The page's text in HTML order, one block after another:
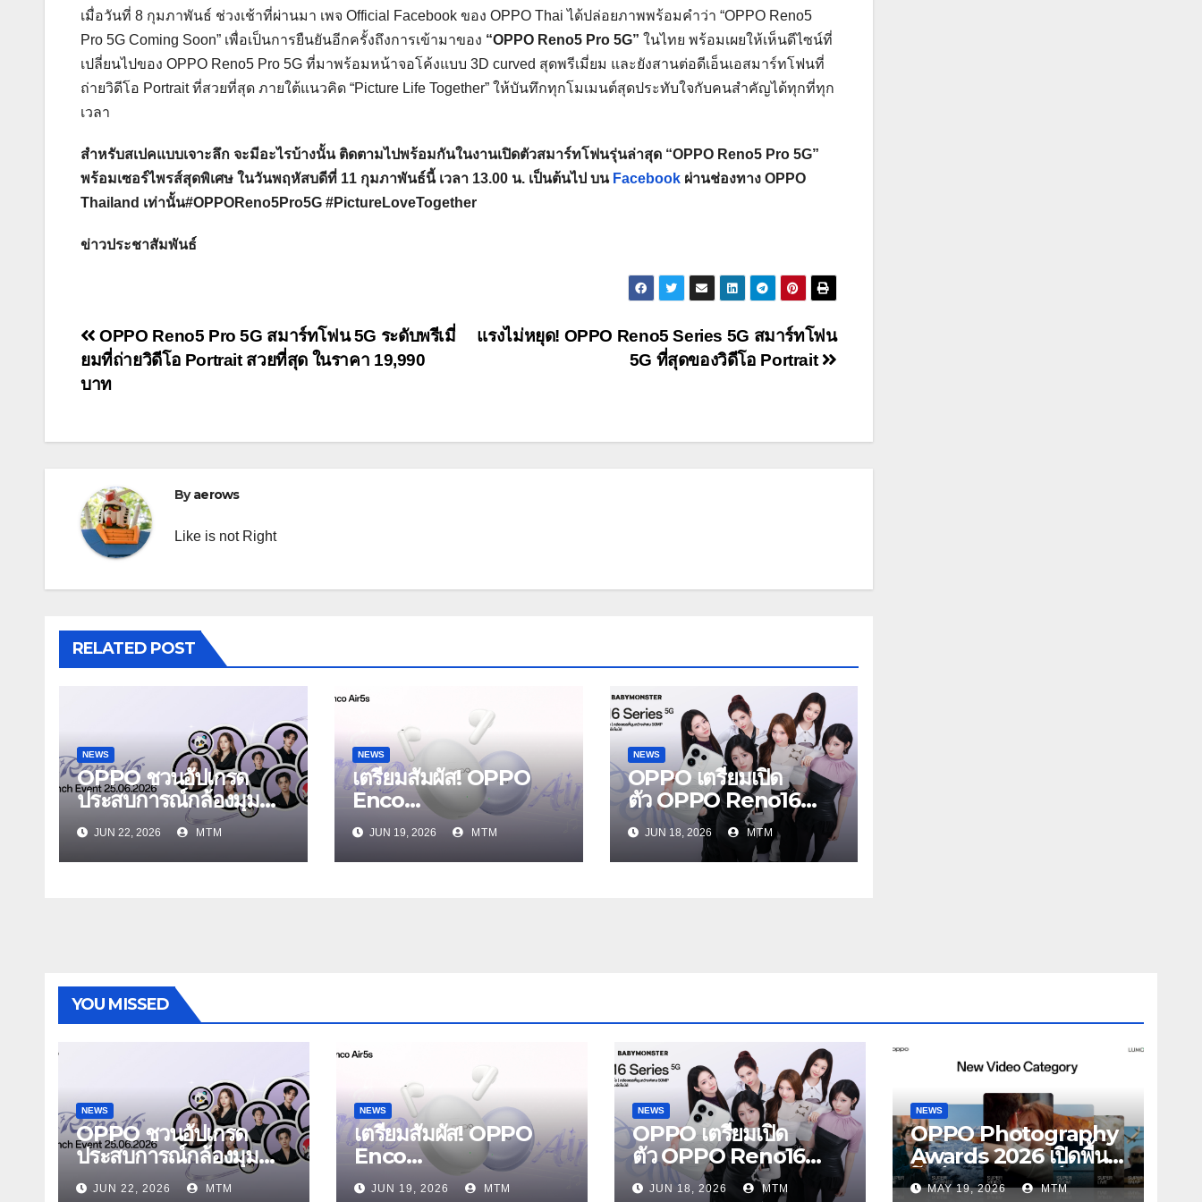
เมื่อวันที่ 8 กุมภาพันธ์ ช่วงเช้าที่ผ่านมา เพจ Official Facebook ของ OPPO Thai ได้ปล่อยภาพพร้อมคำว่า “OPPO Reno5
Pro 5G Coming Soon” เพื่อเป็นการยืนยันอีกครั้งถึงการเข้ามาของ “OPPO Reno5 Pro 5G” ในไทย พร้อมเผยให้เห็นดีไซน์ที่
เปลี่ยนไปของ OPPO Reno5 Pro 5G ที่มาพร้อมหน้าจอโค้งแบบ 3D curved สุดพรีเมี่ยม และยังสานต่อดีเอ็นเอสมาร์ทโฟนที่
ถ่ายวิดีโอ Portrait ที่สวยที่สุด ภายใต้แนวคิด “Picture Life Together” ให้บันทึกทุกโมเมนต์สุดประทับใจกับคนสำคัญได้ทุกที่ทุก
เวลา
สำหรับสเปคแบบเจาะลึก จะมีอะไรบ้างนั้น ติดตามไปพร้อมกันในงานเปิดตัวสมาร์ทโฟนรุ่นล่าสุด “OPPO Reno5 Pro 5G”
พร้อมเซอร์ไพรส์สุดพิเศษ ในวันพฤหัสบดีที่ 11 กุมภาพันธ์นี้ เวลา 13.00 น. เป็นต้นไป บน Facebook ผ่านช่องทาง OPPO
Thailand เท่านั้น#OPPOReno5Pro5G #PictureLoveTogether
ข่าวประชาสัมพันธ์
Post
navigation
แรงไม่หยุด! OPPO Reno5 Series 5G สมาร์ทโฟน
5G ที่สุดของวิดีโอ Portrait
OPPO Reno5 Pro 5G สมาร์ทโฟน 5G ระดับพรีเมี่
ยมที่ถ่ายวิดีโอ Portrait สวยที่สุด ในราคา 19,990
บาท
Byaerows
Like is not Right
RELATED POST
NEWS
OPPO ชวนอัปเกรด
ประสบการณ์กล้องมุม
กว้างพิเศษ 50MP สมา
ร์ตโฟนเพื่อนซี้ เทรนดี้ทุ
กช็อต ในงาน OPPO
JUN 22, 2026 MTM
NEWS
เตรียมสัมผัส! OPPO
Enco
Air5s และ OPPO
Enco Air5 หูฟังไร้สาย
รุ่นใหม่ล่าสุด มาพร้อม
JUN 19, 2026 MTM
NEWS
OPPO เตรียมเปิด
ตัว OPPO Reno16
Series 5G พร้อม
ประกาศ BABYMONST
ER ในฐานะ Reno
JUN 18, 2026 MTM
YOU MISSED
NEWS
OPPO ชวนอัปเกรด
ประสบการณ์กล้องมุม
กว้างพิเศษ 50MP สมา
JUN 22, 2026 MTM
NEWS
เตรียมสัมผัส! OPPO
Enco
Air5s และ OPPO
JUN 19, 2026 MTM
NEWS
OPPO เตรียมเปิด
ตัว OPPO Reno16
Series 5G พร้อม
JUN 18, 2026 MTM
NEWS
OPPO Photography
Awards 2026 เปิดพื้นที่
โชว์พลังครีเอเตอร์รุ่น
MAY 19, 2026 MTM